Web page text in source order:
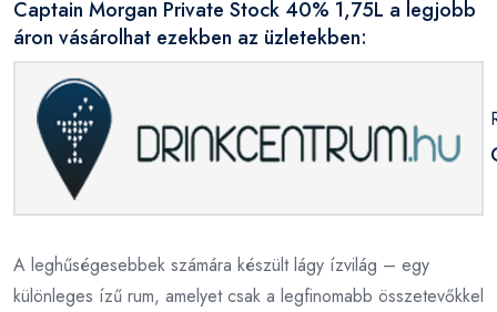
Captain Morgan Private Stock 40% 1,75L a legjobb
áron vásárolhat ezekben az üzletekben:
A leghűségesebbek számára készült lágy ízvilág – egy
különleges ízű rum, amelyet csak a legfinomabb összetevőkkel